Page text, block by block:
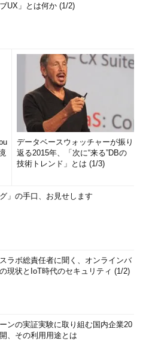
UX」とは何か (1/2)
データベースウォッチャーが振り
返る2015年、「次に“来る”DBの
技術トレンド」とは (1/3)
」の手口、お見せします
ラボ総責任者に聞く、オンラインバ
現状とIoT時代のセキュリティ (1/2)
ンの実証実験に取り組む国内企業20
、その利用用途とは